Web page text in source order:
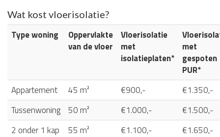
Wat kost vloerisolatie?
Type woning
Oppervlakte
van de vloer
Vloerisolatie
met
isolatieplaten*
met
gespoten
PUR*
Appartement
45 m² €900,-
€1.350,-
Tussenwoning
50 m² €1.000,-
€1.500,-
2 onder 1 kap
55 m² €1.100,-
€1.650,-